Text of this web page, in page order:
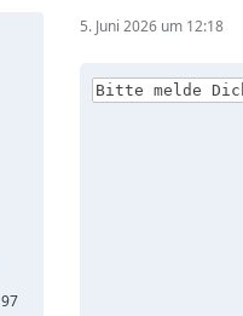
97
5. Juni 2026 um 12:18
Bitte melde